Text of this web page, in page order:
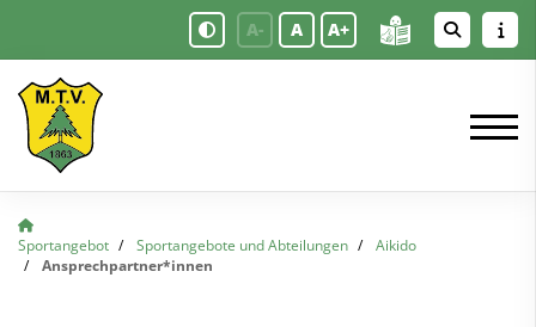
A- A A+
Sportangebot Sportangebote und Abteilungen
Aikido
Ansprechpartner*innen